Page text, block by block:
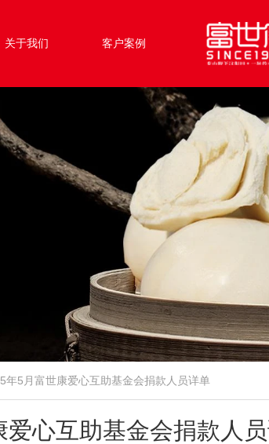
关于我们 客户案例
年5月富世康爱心互助基金会捐款人员详单
心互助基金会捐款人